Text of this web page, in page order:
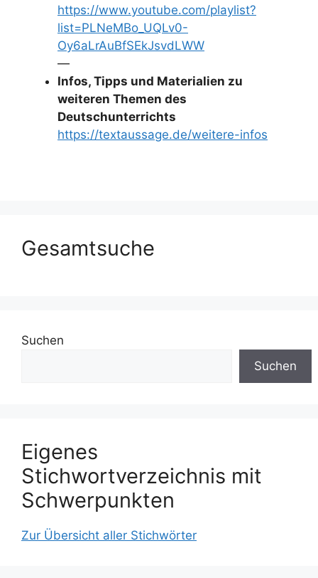
https://www.youtube.com/playlist?
list=PLNeMBo_UQLv0-
Oy6aLrAuBfSEkJsvdLWW
—
Infos, Tipps und Materialien zu
weiteren Themen des
Deutschunterrichts
https://textaussage.de/weitere-infos
Gesamtsuche
Suchen
Suchen
Eigenes
Stichwortverzeichnis mit
Schwerpunkten
Zur Übersicht aller Stichwörter